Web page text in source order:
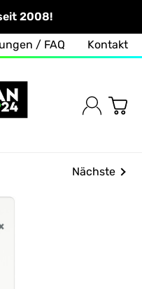
2008!
/ FAQ Kontakt
Nächste